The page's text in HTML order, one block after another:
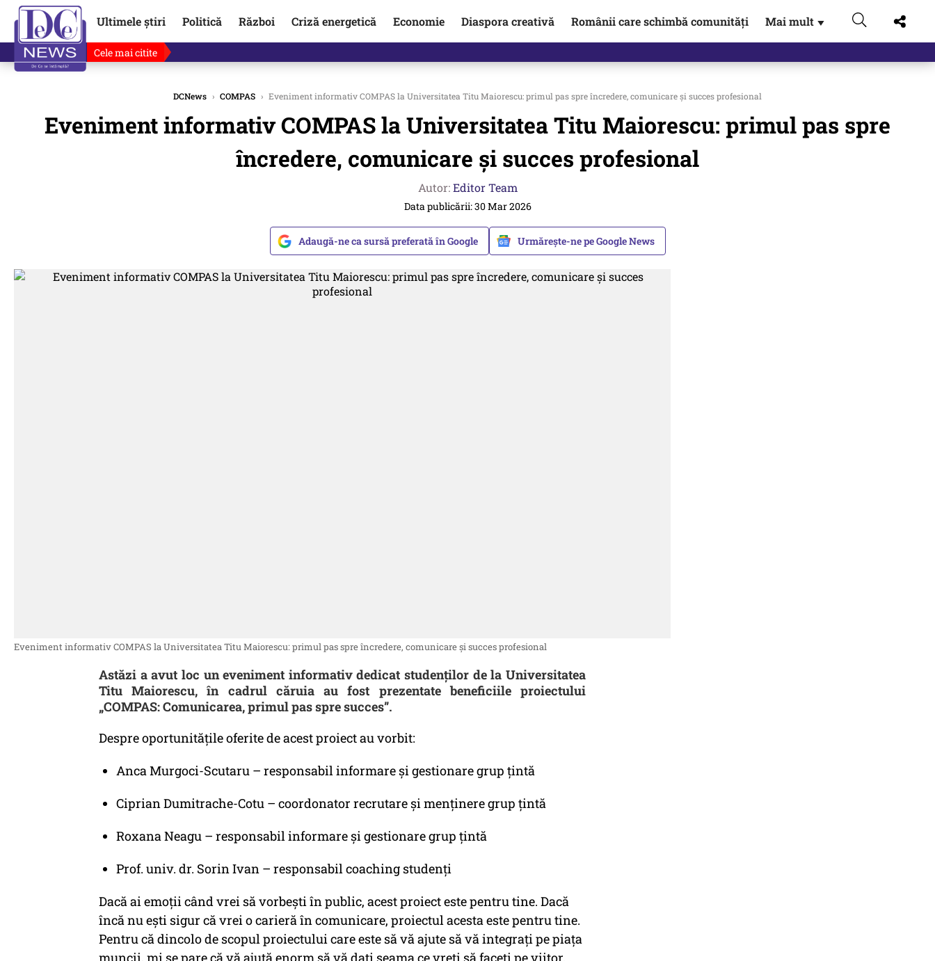
Ultimele știri Politică Război Criză energetică Economie Diaspora creativă Românii care schimbă comunități Mai mult ▼
Cele mai citite
DCNews › COMPAS › Eveniment informativ COMPAS la Universitatea Titu Maiorescu: primul pas spre încredere, comunicare și succes profesional
Eveniment informativ COMPAS la Universitatea Titu Maiorescu: primul pas spre
încredere, comunicare și succes profesional
Autor:Editor Team
Data publicării: 30 Mar 2026
Adaugă-ne ca sursă preferată în Google Urmărește-ne pe Google News
Eveniment informativ COMPAS la Universitatea Titu Maiorescu: primul pas spre încredere, comunicare și succes profesional
Astăzi a avut loc un eveniment informativ dedicat studenților de la Universitatea
Titu Maiorescu, în cadrul căruia au fost prezentate beneficiile proiectului
„COMPAS: Comunicarea, primul pas spre succes”.
Despre oportunitățile oferite de acest proiect au vorbit:
Anca Murgoci-Scutaru – responsabil informare și gestionare grup țintă
Ciprian Dumitrache-Cotu – coordonator recrutare și menținere grup țintă
Roxana Neagu – responsabil informare și gestionare grup țintă
Prof. univ. dr. Sorin Ivan – responsabil coaching studenți
Dacă ai emoții când vrei să vorbești în public, acest proiect este pentru tine. Dacă
încă nu ești sigur că vrei o carieră în comunicare, proiectul acesta este pentru tine.
Pentru că dincolo de scopul proiectului care este să vă ajute să vă integrați pe piața
muncii, mi se pare că vă ajută enorm să vă dați seama ce vreți să faceți pe viitor.